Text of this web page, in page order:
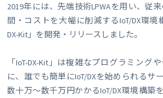
2019年には、先端技術LPWAを用い、従
間・コストを大幅に削減するIoT/DX環境
DX-Kit」を開発・リリースしました。
「IoT-DX-Kit」は複雑なプログラミング
に、誰でも簡単にIoT/DXを始められるサ
数十万～数千万円かかるIoT/DX環境構築